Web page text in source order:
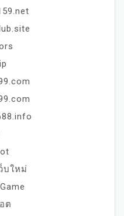
บใหม่
ต